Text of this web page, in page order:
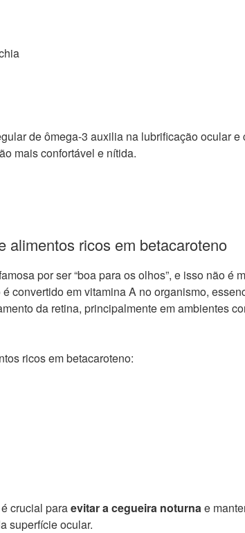
de ômega-3 auxilia na lubrificação ocular e
mais confortável e nítida.
alimentos ricos em betacaroteno
por ser “boa para os olhos”, e isso não é
convertido em vitamina A no organismo,
da retina, principalmente em ambientes
ricos em betacaroteno:
crucial paraevitar a cegueira noturnae
superfície ocular.